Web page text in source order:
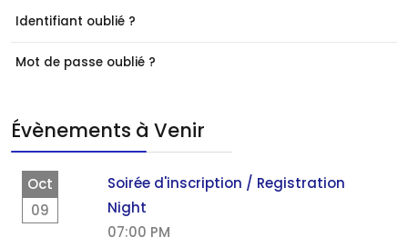
Identifiant oublié ?
Mot de passe oublié ?
Évènements à Venir
Oct
09
Soirée d'inscription / Registration
Night
07:00 PM